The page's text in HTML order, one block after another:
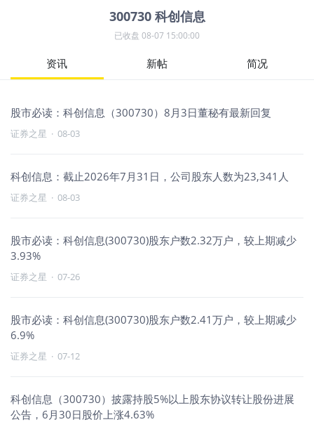
300730 科创信息
已收盘 08-07 15:00:00
资讯 新帖 简况
股市必读：科创信息（300730）8月3日董秘有最新回复
证券之星 · 08-03
科创信息：截止2026年7月31日，公司股东人数为23,341人
证券之星 · 08-03
股市必读：科创信息(300730)股东户数2.32万户，较上期减少
3.93%
证券之星 · 07-26
股市必读：科创信息(300730)股东户数2.41万户，较上期减少
6.9%
证券之星 · 07-12
科创信息（300730）披露持股5%以上股东协议转让股份进展
公告，6月30日股价上涨4.63%